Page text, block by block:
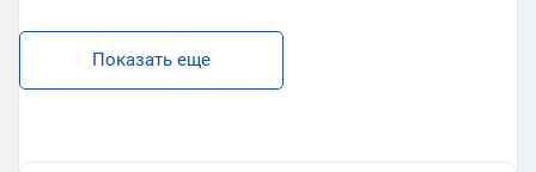
Показать еще